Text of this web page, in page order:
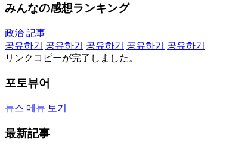
みんなの感想ランキング
政治 記事
공유하기
공유하기 공유하기 공유하기
공유하기
リンクコピーが完了しました。
포토뷰어
뉴스 메뉴 보기
最新記事